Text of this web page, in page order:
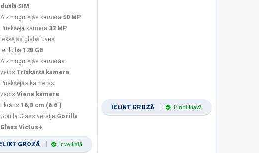
duālā SIM
Aizmugurējās kamera:50 MP
Priekšējā kamera:32 MP
Iekšējās glabātuves
ietilpība:128 GB
Aizmugurējās kameras
veids:Trīskāršā kamera
Priekšējās kameras
veids:Viena kamera
Ekrāns:16,8 cm (6.6")
Gorilla Glass versija:Gorilla
Glass Victus+
IELIKT GROZĀ Ir veikalā
IELIKT GROZĀ Ir noliktavā